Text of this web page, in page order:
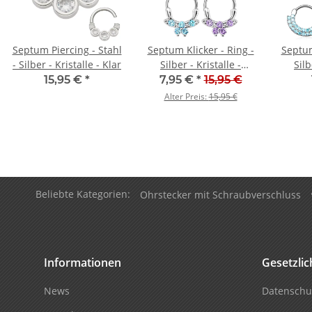
Septum Piercing - Stahl
- Silber - Kristalle - Klar
15,95 € *
Septum Klicker - Ring -
Silber - Kristalle -
Schmetterling
7,95 € * 15,95 €
Alter Preis:15,95 €
Beliebte Kategorien: Ohrstecker mit Schraubverschluss
Informationen
News